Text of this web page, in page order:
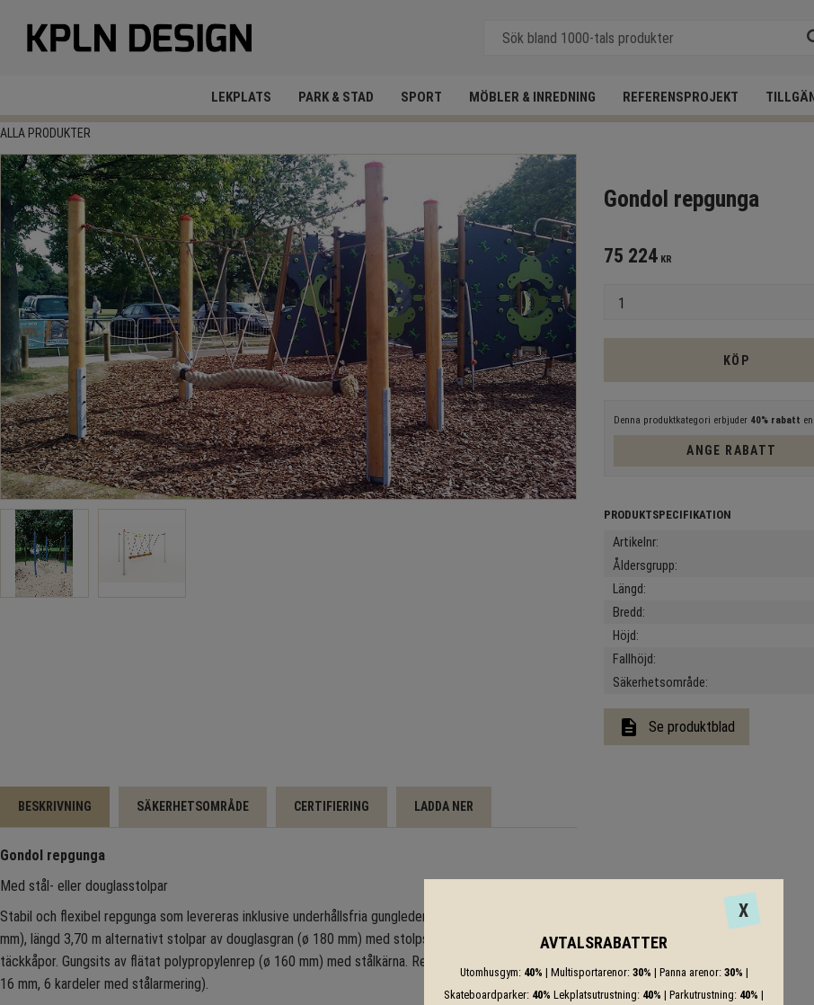
LEKPLATS PARK & STAD SPORT MÖBLER & INREDNING REFERENSPROJEKT
ALLA PRODUKTER
Gondol repgunga
75 224 KR
KÖP
Denna produktkategori erbjuder 40% rabatt
ANGE RABATT
Artikelnr
Åldersgrupp
Längd
Bredd
Höjd
Fallhöjd
Säkerhetsområde
description Se produktblad
BESKRIVNING SÄKERHETSOMRÅDE CERTIFIERING LADDA NER
Gondol repgunga
Med stål- eller douglasstolpar
Stabil och flexibel repgunga som levereras inklusive underhållsfria gungleder. 4 stolpar av stål (ø 102
mm), längd 3,70 m alternativt stolpar av douglasgran (ø 180 mm) med stolpskor av stål, inklusive röda
täckkåpor. Gungsits av flätat polypropylenrep (ø 160 mm) med stålkärna. Repdelar av Herkulesrep (ø
16 mm, 6 kardeler med stålarmering).
X
AVTALSRABATTER
Utomhusgym: 40% | Multisportarenor: 30% | Panna arenor: 30% |
Skateboardparker: 40% Lekplatsutrustning: 40% | Parkutrustning: 40% |